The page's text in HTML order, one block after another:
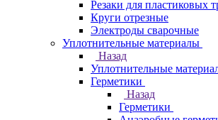
Резаки для пластиковых
Круги отрезные
Электроды сварочные
Уплотнительные материалы
Назад
Уплотнительные
Герметики
Назад
Герметики